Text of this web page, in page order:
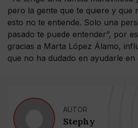
pero la gente que te quiere y que
esto no te entiende. Solo una
pasado te puede entender”, por
gracias a Marta López Álamo,
que no ha dudado en ayudarle en
AUTOR
Stephy